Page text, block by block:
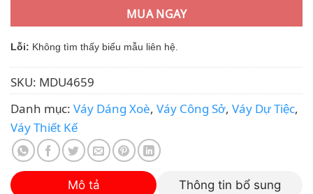
MUA NGAY
Lỗi: Không tìm thấy biểu mẫu liên hệ.
SKU:MDU4659
Danh mục:Váy Dáng Xoè,Váy Công Sở,Váy Dự Tiệc,
Váy Thiết Kế
Mô tả Thông tin bổ sung